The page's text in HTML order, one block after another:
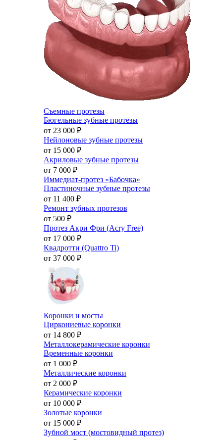
Съемные протезы
Бюгельные зубные протезы
от 23 000 ₽
Нейлоновые зубные протезы
от 15 000 ₽
Акриловые зубные протезы
от 7 000 ₽
Иммедиат-протез «Бабочка»
Пластиночные зубные протезы
от 11 400 ₽
Ремонт зубных протезов
от 500 ₽
Протез Акри Фри (Acry Free)
от 17 000 ₽
Квадротти (Quattro Ti)
от 37 000 ₽
Коронки и мосты
Циркониевые коронки
от 14 800 ₽
Металлокерамические коронки
Временные коронки
от 1 000 ₽
Металлические коронки
от 2 000 ₽
Керамические коронки
от 10 000 ₽
Золотые коронки
от 15 000 ₽
Зубной мост (мостовидный протез)